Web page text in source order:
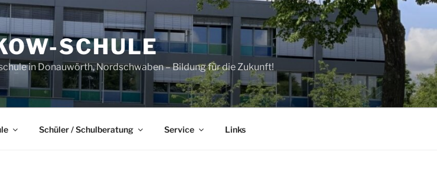
SCHULE
in Donauwörth, Nordschwaben – Bildung für die Zukunft!
Schüler / Schulberatung Service Links